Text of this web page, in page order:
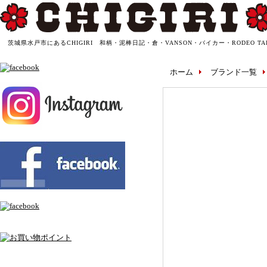
茨城県水戸市にあるCHIGIRI 和柄・泥棒日記・倉・VANSON・バイカー・RODEO
ホーム ブランド一覧